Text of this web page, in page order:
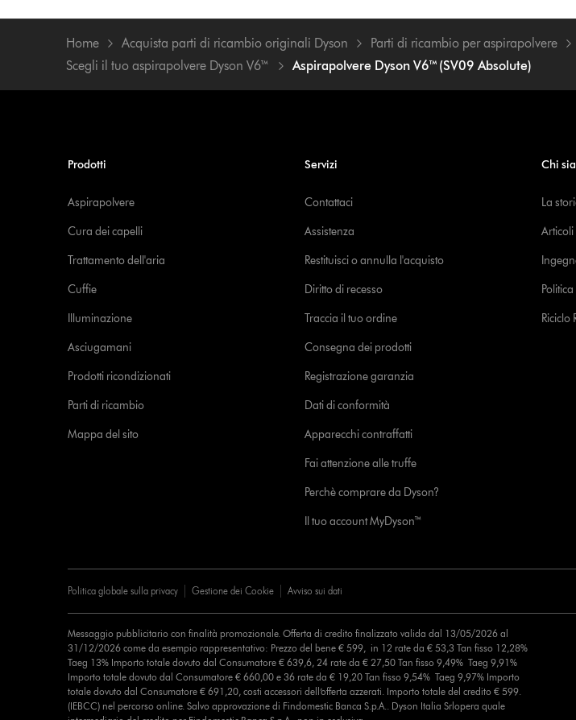
Home Acquista parti di ricambio originali Dyson Parti di ricambio per aspirapolvere
Scegli il tuo aspirapolvere Dyson V6™
Aspirapolvere Dyson V6™ (SV09 Absolute)
Prodotti
Aspirapolvere
Cura dei capelli
Trattamento dell'aria
Cuffie
Illuminazione
Asciugamani
Prodotti ricondizionati
Parti di ricambio
Mappa del sito
Servizi
Contattaci
Assistenza
Restituisci o annulla l'acquisto
Diritto di recesso
Traccia il tuo ordine
Consegna dei prodotti
Registrazione garanzia
Dati di conformità
Apparecchi contraffatti
Fai attenzione alle truffe
Perchè comprare da Dyson?
Il tuo account MyDyson™
Chi
La
Riciclo
Politica globale sulla privacy Gestione dei Cookie Avviso sui dati
Messaggio pubblicitario con finalità promozionale. Offerta di credito finalizzato valida dal 13/05/2026 al
31/12/2026 come da esempio rappresentativo: Prezzo del bene € 599, in 12 rate da € 53,3 Tan fisso 12,28%
Taeg 13% Importo totale dovuto dal Consumatore € 639,6, 24 rate da € 27,50 Tan fisso 9,49% Taeg 9,91%
Importo totale dovuto dal Consumatore € 660,00 e 36 rate da € 19,20 Tan fisso 9,54% Taeg 9,97% Importo
totale dovuto dal Consumatore € 691,20, costi accessori dell’offerta azzerati. Importo totale del credito € 599.
(IEBCC) nel percorso online. Salvo approvazione di Findomestic Banca S.p.A.. Dyson Italia Srlopera quale